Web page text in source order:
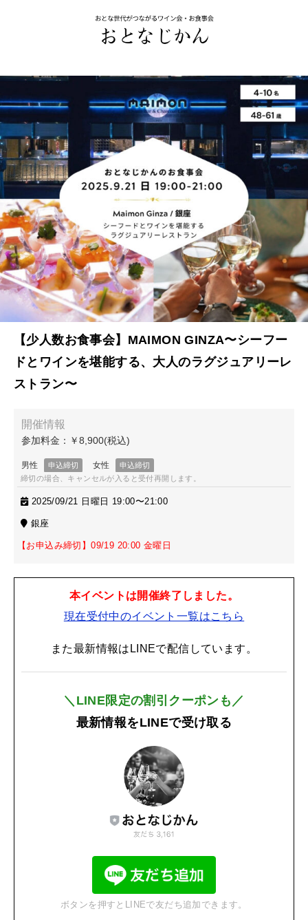
【少人数お食事会】MAIMON GINZA〜シーフー
ドとワインを堪能する、大人のラグジュアリーレ
ストラン〜
締切の場合、キャンセルが入ると受付再開します。
2025/09/21 日曜日 19:00〜21:00
銀座
【お申込み締切】09/19 20:00 金曜日
本イベントは開催終了しました。
現在受付中のイベント一覧はこちら
また最新情報はLINEで配信しています。
＼LINE限定の割引クーポンも／
最新情報をLINEで受け取る
ボタンを押すとLINEで友だち追加できます。